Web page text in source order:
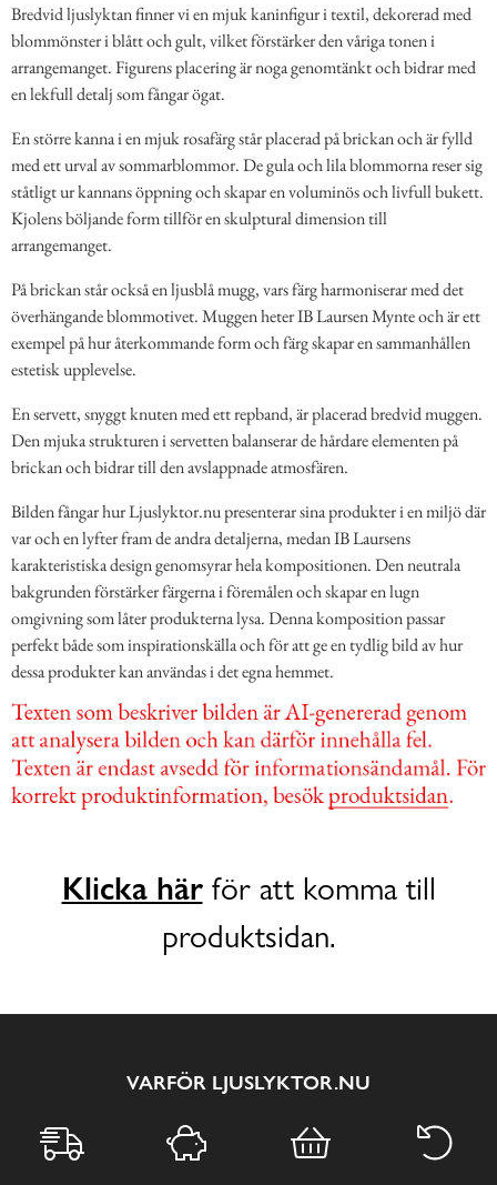
Bredvid ljuslyktan finner vi en mjuk kaninfigur i textil, dekorerad med
blommönster i blått och gult, vilket förstärker den våriga tonen i
arrangemanget. Figurens placering är noga genomtänkt och bidrar med
en lekfull detalj som fångar ögat.
En större kanna i en mjuk rosafärg står placerad på brickan och är fylld
med ett urval av sommarblommor. De gula och lila blommorna reser sig
ståtligt ur kannans öppning och skapar en voluminös och livfull bukett.
Kjolens böljande form tillför en skulptural dimension till
arrangemanget.
På brickan står också en ljusblå mugg, vars färg harmoniserar med det
överhängande blommotivet. Muggen heter IB Laursen Mynte och är ett
exempel på hur återkommande form och färg skapar en sammanhållen
estetisk upplevelse.
En servett, snyggt knuten med ett repband, är placerad bredvid muggen.
Den mjuka strukturen i servetten balanserar de hårdare elementen på
brickan och bidrar till den avslappnade atmosfären.
Bilden fångar hur Ljuslyktor.nu presenterar sina produkter i en miljö där
var och en lyfter fram de andra detaljerna, medan IB Laursens
karakteristiska design genomsyrar hela kompositionen. Den neutrala
bakgrunden förstärker färgerna i föremålen och skapar en lugn
omgivning som låter produkterna lysa. Denna komposition passar
perfekt både som inspirationskälla och för att ge en tydlig bild av hur
dessa produkter kan användas i det egna hemmet.
Klicka härför att komma till
produktsidan.
VARFÖR LJUSLYKTOR.NU